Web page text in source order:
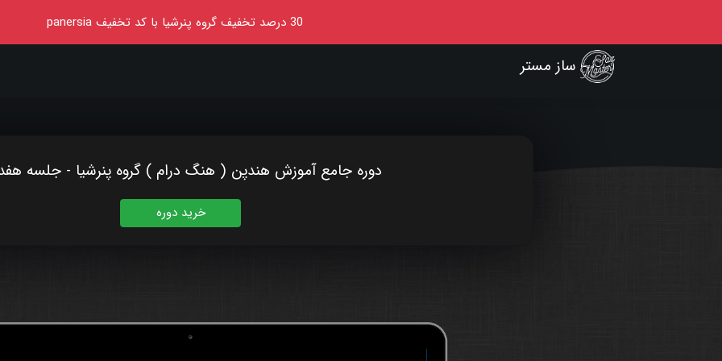
30 درصد تخفیف گروه پنرشیا با کد تخفیفpanersia
ساز مستر
دوره جامع آموزش هندپن ( هنگ درام ) گروه پنرشیا - جلسه
خرید دوره